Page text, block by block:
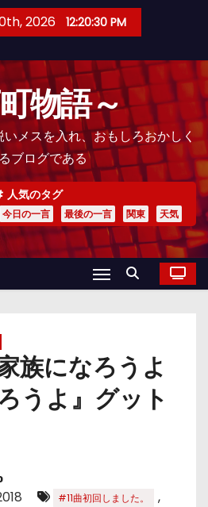
2026 12:20:31 PM
物語～
メスを入れ、おもしろおかしく
ブログである
人気のタグ
今日の一言 最後の一言 関東 天気
族になろうよ
うよ』グット
#11曲初回しました。 ,